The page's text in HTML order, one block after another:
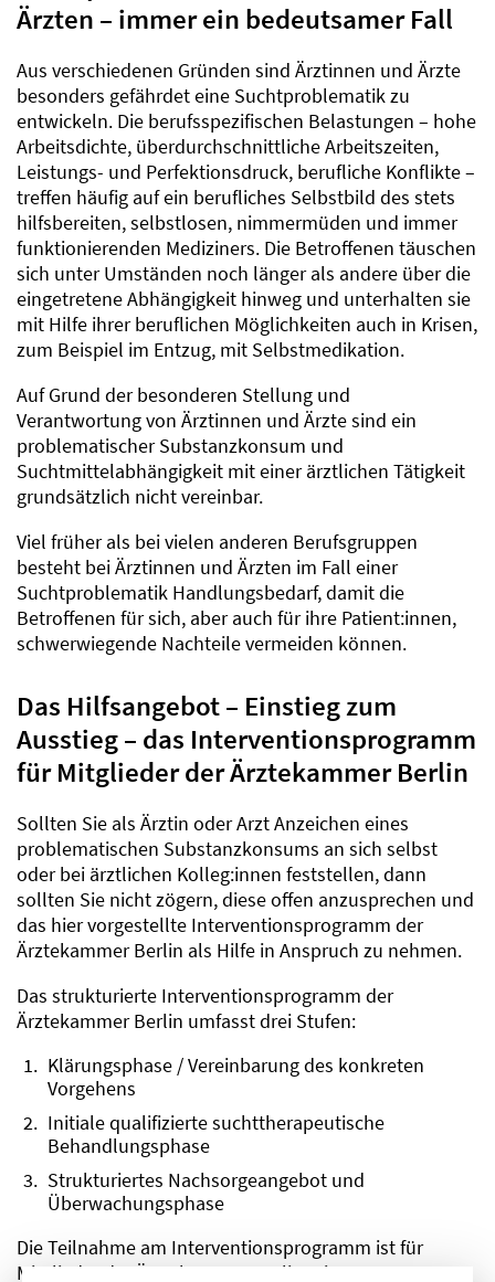
Ärzten – immer ein bedeutsamer Fall
Aus verschiedenen Gründen sind Ärztinnen und Ärzte
besonders gefährdet eine Suchtproblematik zu
entwickeln. Die berufsspezifischen Belastungen – hohe
Arbeitsdichte, überdurchschnittliche Arbeitszeiten,
Leistungs- und Perfektionsdruck, berufliche Konflikte –
treffen häufig auf ein berufliches Selbstbild des stets
hilfsbereiten, selbstlosen, nimmermüden und immer
funktionierenden Mediziners. Die Betroffenen täuschen
sich unter Umständen noch länger als andere über die
eingetretene Abhängigkeit hinweg und unterhalten sie
mit Hilfe ihrer beruflichen Möglichkeiten auch in Krisen,
zum Beispiel im Entzug, mit Selbstmedikation.
Auf Grund der besonderen Stellung und
Verantwortung von Ärztinnen und Ärzte sind ein
problematischer Substanzkonsum und
Suchtmittelabhängigkeit mit einer ärztlichen Tätigkeit
grundsätzlich nicht vereinbar.
Viel früher als bei vielen anderen Berufsgruppen
besteht bei Ärztinnen und Ärzten im Fall einer
Suchtproblematik Handlungsbedarf, damit die
Betroffenen für sich, aber auch für ihre Patient:innen,
schwerwiegende Nachteile vermeiden können.
Das Hilfsangebot – Einstieg zum
Ausstieg – das Interventionsprogramm
für Mitglieder der Ärztekammer Berlin
Sollten Sie als Ärztin oder Arzt Anzeichen eines
problematischen Substanzkonsums an sich selbst
oder bei ärztlichen Kolleg:innen feststellen, dann
sollten Sie nicht zögern, diese offen anzusprechen und
das hier vorgestellte Interventionsprogramm der
Ärztekammer Berlin als Hilfe in Anspruch zu nehmen.
Das strukturierte Interventionsprogramm der
Ärztekammer Berlin umfasst drei Stufen:
Klärungsphase / Vereinbarung des konkreten
Vorgehens
Initiale qualifizierte suchttherapeutische
Behandlungsphase
Strukturiertes Nachsorgeangebot und
Überwachungsphase
Die Teilnahme am Interventionsprogramm ist für
Mitglieder der Ärztekammer Berlin mit